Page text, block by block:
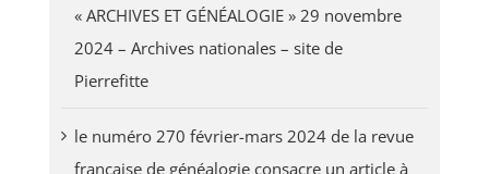
« ARCHIVES ET GÉNÉALOGIE » 29 novembre
2024 – Archives nationales – site de
Pierrefitte
le numéro 270 février-mars 2024 de la revue
française de généalogie consacre un article à